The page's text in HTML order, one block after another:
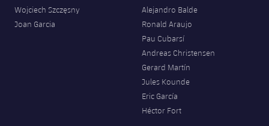
Wojciech Szczęsny
Joan Garcia
Alejandro Balde
Ronald Araujo
Pau Cubarsí
Andreas Christensen
Gerard Martín
Jules Kounde
Eric García
Héctor Fort